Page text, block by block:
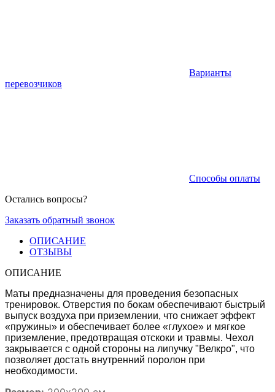
Варианты
перевозчиков
Способы оплаты
Остались вопросы?
Заказать обратный звонок
ОПИСАНИЕ
ОТЗЫВЫ
ОПИСАНИЕ
Маты предназначены для проведения безопасных
тренировок. Отверстия по бокам обеспечивают быстрый
выпуск воздуха при приземлении, что снижает эффект
«пружины» и обеспечивает более «глухое» и мягкое
приземление, предотвращая отскоки и травмы. Чехол
закрывается с одной стороны на липучку "Велкро", что
позволяет достать внутренний поролон при
необходимости.